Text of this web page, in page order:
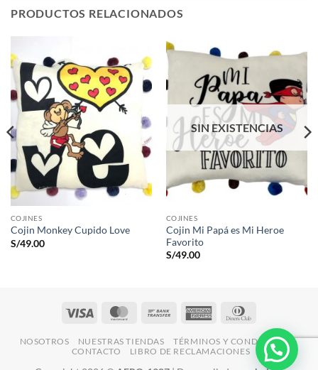
PRODUCTOS RELACIONADOS
COJINES
Cojin Monkey Cupido Love
S/49.00
SIN EXISTENCIAS
COJINES
Cojin Mi Papá es Mi Heroe
Favorito
S/49.00
Visa MasterCardBank
American
Club
NOSOTROS NUESTRAS TIENDAS
TÉRMINOS Y CONDICIONES
CONTACTO
LIBRO DE RECLAMACIONES